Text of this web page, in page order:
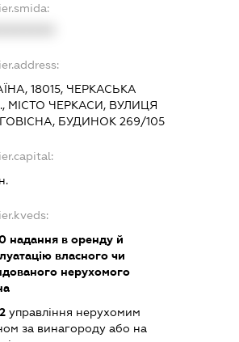
18015, ЧЕРКАСЬКА
МІСТО ЧЕРКАСИ, ВУЛИЦЯ
БУДИНОК 269/105
надання в оренду й
власного чи
нерухомого
управління нерухомим
за винагороду або на